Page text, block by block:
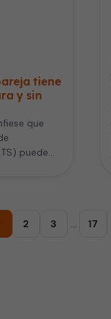
tiene
y sin
que
puede
2 3 … 17